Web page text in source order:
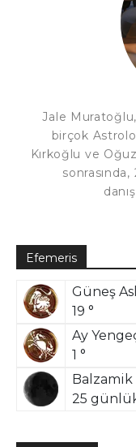
Jale
birçok
Kırkoğlu ve
Efemeris
Güneş
19 °
Ay
1 °
Balzamik
25